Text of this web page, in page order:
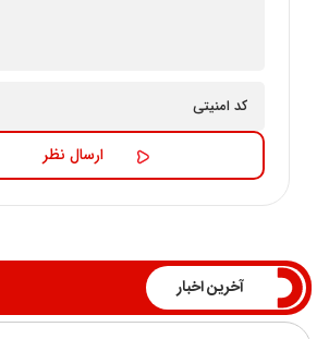
آخرین اخبار